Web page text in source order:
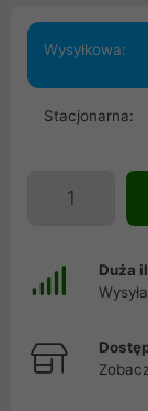
Wysyłkowa:
Stacjonarna:
Duża